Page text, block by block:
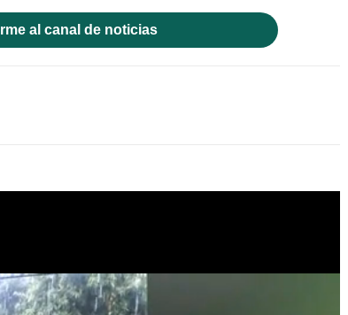
al canal de noticias